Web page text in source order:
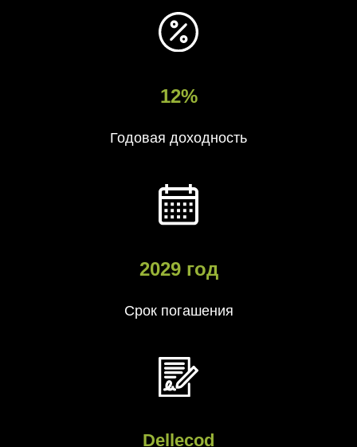
12%
Годовая доходность
2029 год
Срок погашения
Dellecod